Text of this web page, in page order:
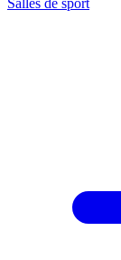
Salles de sport